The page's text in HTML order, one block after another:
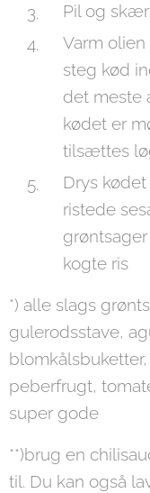
Pil og
Varm
steg kød
det meste
kødet er
tilsættes
Drys
ristede
grøntsager
kogte ris
*) alle slags
gulerodsstave,
peberfrugt,
super gode
**)brug en
til. Du kan også